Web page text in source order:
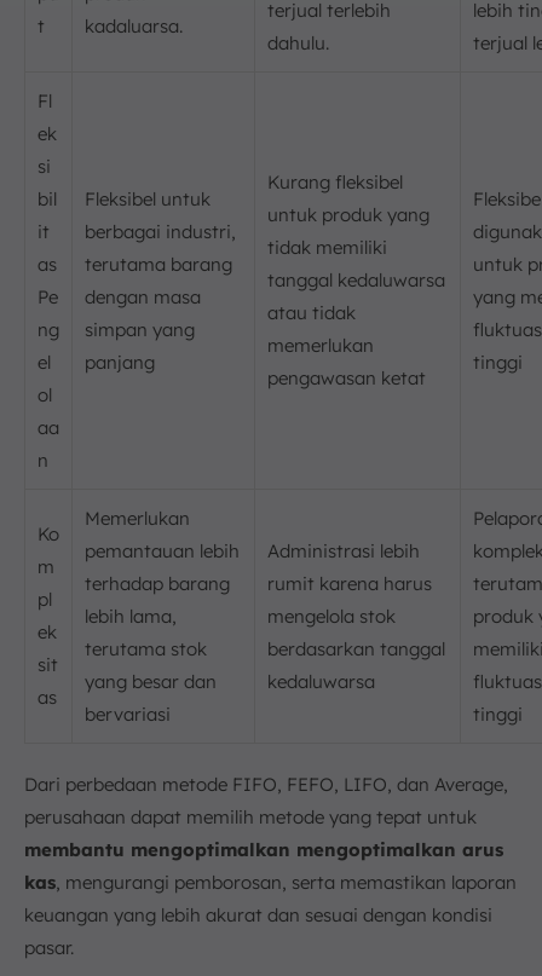
t
kadaluarsa.
terjual terlebih
dahulu.
lebih
terjual
Fl
ek
si
bil
it
as
Pe
ng
el
ol
aa
n
Fleksibel untuk
berbagai industri,
terutama barang
dengan masa
simpan yang
panjang
Kurang fleksibel
untuk produk yang
tidak memiliki
tanggal kedaluwarsa
atau tidak
memerlukan
pengawasan ketat
untuk
yang
tinggi
Ko
m
pl
ek
sit
as
Memerlukan
pemantauan lebih
terhadap barang
lebih lama,
terutama stok
yang besar dan
bervariasi
Administrasi lebih
rumit karena harus
mengelola stok
berdasarkan tanggal
kedaluwarsa
produk
tinggi
Dari perbedaan metode FIFO, FEFO, LIFO, dan Average,
perusahaan dapat memilih metode yang tepat untuk
membantu mengoptimalkan mengoptimalkan arus
kas, mengurangi pemborosan, serta memastikan laporan
keuangan yang lebih akurat dan sesuai dengan kondisi
pasar.